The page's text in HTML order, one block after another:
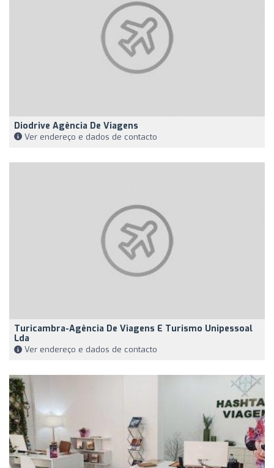
Diodrive Agência De Viagens
Ver endereço e dados de contacto
Turicambra-Agência De Viagens E Turismo Unipessoal
Lda
Ver endereço e dados de contacto